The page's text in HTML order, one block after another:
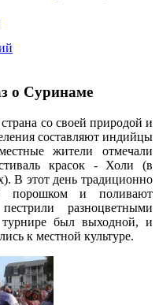
о Суринаме
со своей природой и
составляют индийцы
жители отмечали
красок - Холи (в
В этот день традиционно
порошком и поливают
разноцветными
был выходной, и
к местной культуре.